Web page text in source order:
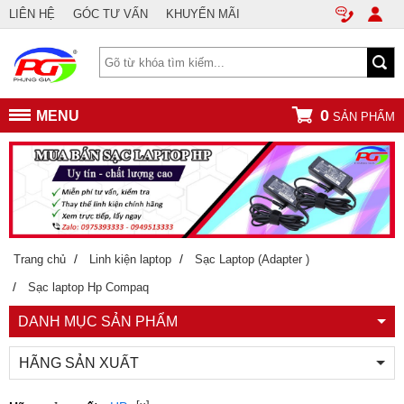
LIÊN HỆ GÓC TƯ VẤN KHUYẾN MÃI
MENU 0 SẢN PHẨM
Trang chủ / Linh kiện laptop / Sạc Laptop (Adapter )
/ Sạc laptop Hp Compaq
DANH MỤC SẢN PHẨM
HÃNG SẢN XUẤT